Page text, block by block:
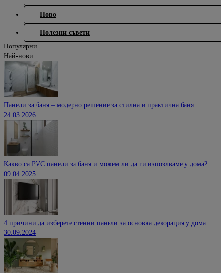
Ново
Полезни съвети
Популярни
Най-нови
Панели за баня – модерно решение за стилна и практична баня
24.03.2026
Какво са PVC панели за баня и можем ли да ги изпозлваме у дома?
09.04.2025
4 причини да изберете стенни панели за основна декорация у дома
30.09.2024